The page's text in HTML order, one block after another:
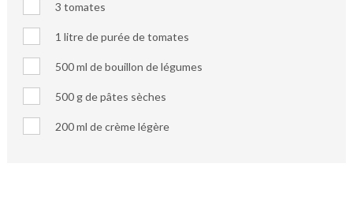
3 tomates
1 litre de purée de tomates
500 ml de bouillon de légumes
500 g de pâtes sèches
200 ml de crème légère